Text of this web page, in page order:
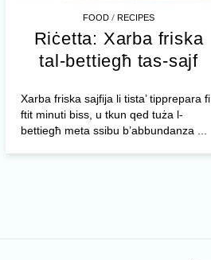
FOOD /RECIPES
Riċetta: Xarba friska
tal-bettiegħ tas-sajf
Xarba friska sajfija li tista’ tipprepara fi
ftit minuti biss, u tkun qed tuża l-
bettiegħ meta ssibu b’abbundanza ...